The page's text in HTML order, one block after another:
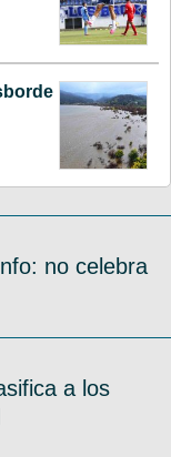
no celebra
a los